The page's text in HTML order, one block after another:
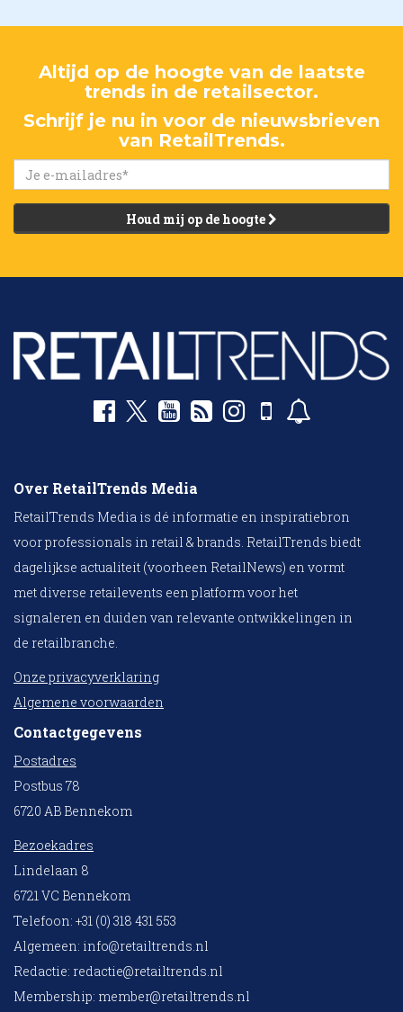
Altijd op de hoogte van de laatste
trends in de retailsector.
Schrijf je nu in voor de nieuwsbrieven
van RetailTrends.
Houd mij op de hoogte
Over RetailTrends Media
RetailTrends Media is dé informatie en inspiratiebron
voor professionals in retail & brands. RetailTrends biedt
dagelijkse actualiteit (voorheen RetailNews) en vormt
met diverse retailevents een platform voor het
signaleren en duiden van relevante ontwikkelingen in
de retailbranche.
Onze privacyverklaring
Algemene voorwaarden
Contactgegevens
Postadres
Postbus 78
6720 AB Bennekom
Bezoekadres
Lindelaan 8
6721 VC Bennekom
Telefoon: +31 (0) 318 431 553
Algemeen: info@retailtrends.nl
Redactie: redactie@retailtrends.nl
Membership: member@retailtrends.nl